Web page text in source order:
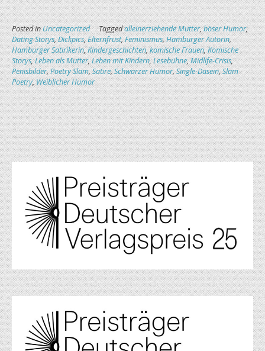
Posted inUncategorized Taggedalleinerziehende Mutter,böser Humor,
Dating Storys,Dickpics,Elternfrust,Feminismus,Hamburger Autorin,
Hamburger Satirikerin,Kindergeschichten,komische Frauen,Komische
Storys,Leben als Mutter,Leben mit Kindern,Lesebühne,Midlife-Crisis,
Penisbilder,Poetry Slam,Satire,Schwarzer Humor,Single-Dasein,Slam
Poetry,Weiblicher Humor